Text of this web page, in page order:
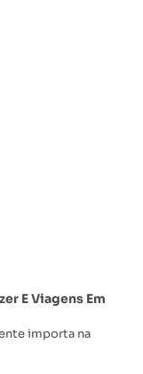
E Viagens Em
importa na